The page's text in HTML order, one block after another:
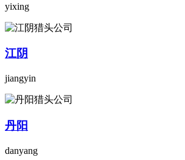
yixing
江阴
jiangyin
丹阳
danyang